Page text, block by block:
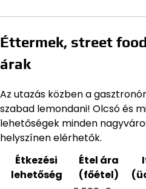
Éttermek, street
árak
Az utazás közben a
szabad lemondani! Olcsó és
lehetőségek minden
helyszínen elérhetők.
Étkezési
lehetőség
Étel ára
(főétel)